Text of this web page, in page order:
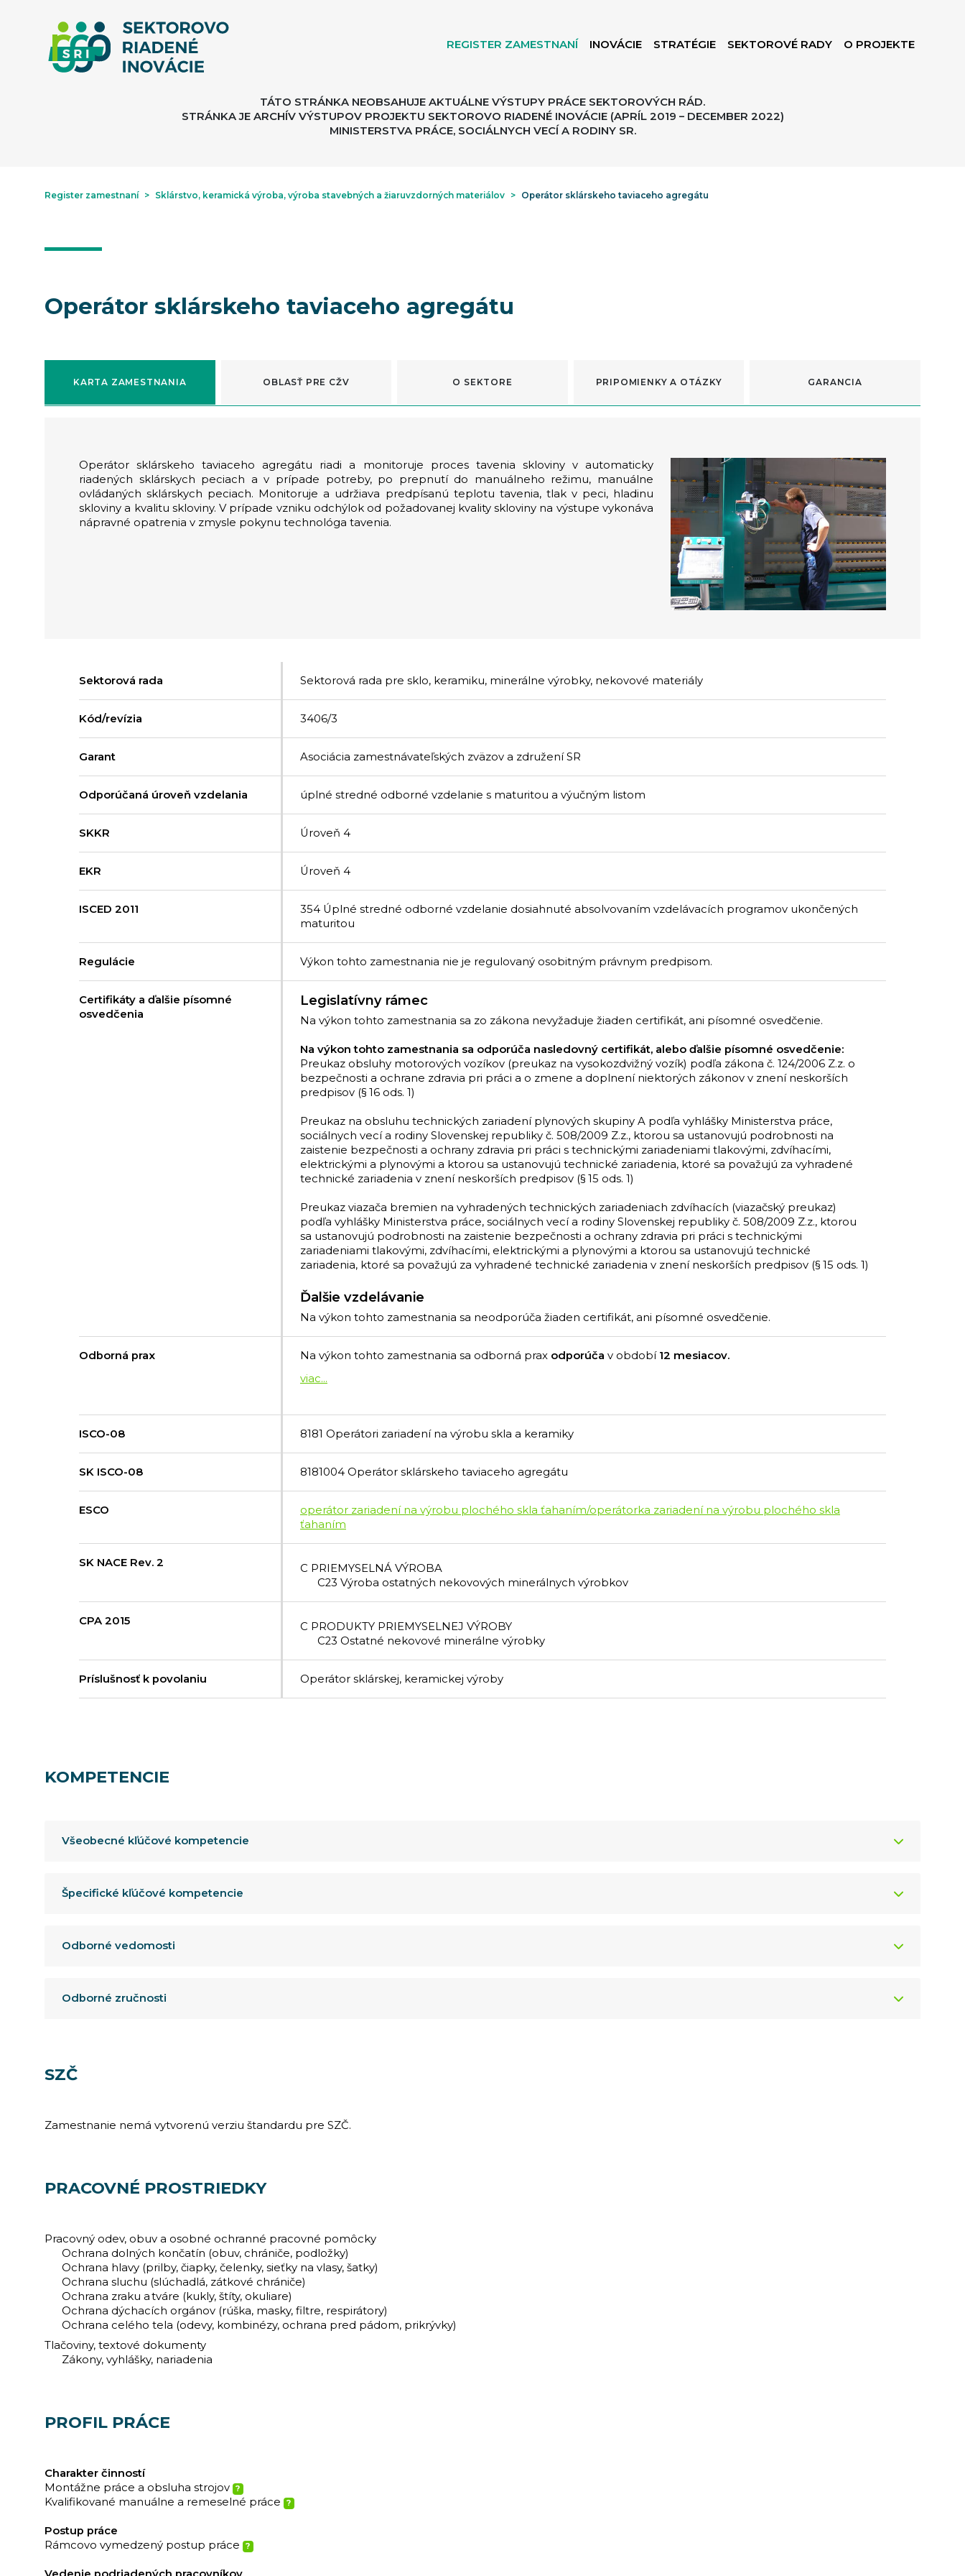
REGISTER ZAMESTNANÍ INOVÁCIE STRATÉGIE SEKTOROVÉ RADY O PROJEKTE
TÁTO STRÁNKA NEOBSAHUJE AKTUÁLNE VÝSTUPY PRÁCE SEKTOROVÝCH RÁD.
STRÁNKA JE ARCHÍV VÝSTUPOV PROJEKTU SEKTOROVO RIADENÉ INOVÁCIE (APRÍL 2019 – DECEMBER 2022)
MINISTERSTVA PRÁCE, SOCIÁLNYCH VECÍ A RODINY SR.
Register zamestnaní > Sklárstvo, keramická výroba, výroba stavebných a žiaruvzdorných materiálov > Operátor sklárskeho taviaceho agregátu
Operátor sklárskeho taviaceho agregátu
KARTA ZAMESTNANIA OBLASŤ PRE CŽV O SEKTORE PRIPOMIENKY A OTÁZKY GARANCIA
Operátor sklárskeho taviaceho agregátu riadi a monitoruje proces tavenia skloviny v automaticky
riadených sklárskych peciach a v prípade potreby, po prepnutí do manuálneho režimu, manuálne
ovládaných sklárskych peciach. Monitoruje a udržiava predpísanú teplotu tavenia, tlak v peci, hladinu
skloviny a kvalitu skloviny. V prípade vzniku odchýlok od požadovanej kvality skloviny na výstupe vykonáva
nápravné opatrenia v zmysle pokynu technológa tavenia.
Sektorová rada Sektorová rada pre sklo, keramiku, minerálne výrobky, nekovové materiály
Kód/revízia 3406/3
Garant Asociácia zamestnávateľských zväzov a združení SR
Odporúčaná úroveň vzdelania úplné stredné odborné vzdelanie s maturitou a výučným listom
SKKR Úroveň 4
EKR Úroveň 4
ISCED 2011
354 Úplné stredné odborné vzdelanie dosiahnuté absolvovaním vzdelávacích programov ukončených
maturitou
Regulácie Výkon tohto zamestnania nie je regulovaný osobitným právnym predpisom.
Certifikáty a ďalšie písomné
osvedčenia
Legislatívny rámec
Na výkon tohto zamestnania sa zo zákona nevyžaduje žiaden certifikát, ani písomné osvedčenie.
Na výkon tohto zamestnania sa odporúča nasledovný certifikát, alebo ďalšie písomné osvedčenie:
Preukaz obsluhy motorových vozíkov (preukaz na vysokozdvižný vozík) podľa zákona č. 124/2006 Z.z. o
bezpečnosti a ochrane zdravia pri práci a o zmene a doplnení niektorých zákonov v znení neskorších
predpisov (§ 16 ods. 1)
Preukaz na obsluhu technických zariadení plynových skupiny A podľa vyhlášky Ministerstva práce,
sociálnych vecí a rodiny Slovenskej republiky č. 508/2009 Z.z., ktorou sa ustanovujú podrobnosti na
zaistenie bezpečnosti a ochrany zdravia pri práci s technickými zariadeniami tlakovými, zdvíhacími,
elektrickými a plynovými a ktorou sa ustanovujú technické zariadenia, ktoré sa považujú za vyhradené
technické zariadenia v znení neskorších predpisov (§ 15 ods. 1)
Preukaz viazača bremien na vyhradených technických zariadeniach zdvíhacích (viazačský preukaz)
podľa vyhlášky Ministerstva práce, sociálnych vecí a rodiny Slovenskej republiky č. 508/2009 Z.z., ktorou
sa ustanovujú podrobnosti na zaistenie bezpečnosti a ochrany zdravia pri práci s technickými
zariadeniami tlakovými, zdvíhacími, elektrickými a plynovými a ktorou sa ustanovujú technické
zariadenia, ktoré sa považujú za vyhradené technické zariadenia v znení neskorších predpisov (§ 15 ods. 1)
Ďalšie vzdelávanie
Na výkon tohto zamestnania sa neodporúča žiaden certifikát, ani písomné osvedčenie.
Odborná prax Na výkon tohto zamestnania sa odborná prax odporúča v období 12 mesiacov.
...
ISCO-08 8181 Operátori zariadení na výrobu skla a keramiky
SK ISCO-08 8181004 Operátor sklárskeho taviaceho agregátu
ESCO
operátor zariadení na výrobu plochého skla ťahaním/operátorka zariadení na výrobu plochého skla
ťahaním
SK NACE Rev. 2
C PRIEMYSELNÁ VÝROBA
C23 Výroba ostatných nekovových minerálnych výrobkov
CPA 2015
C PRODUKTY PRIEMYSELNEJ VÝROBY
C23 Ostatné nekovové minerálne výrobky
Príslušnosť k povolaniu Operátor sklárskej, keramickej výroby
KOMPETENCIE
Všeobecné kľúčové kompetencie
Špecifické kľúčové kompetencie
Odborné vedomosti
Odborné zručnosti
SZČ
Zamestnanie nemá vytvorenú verziu štandardu pre SZČ.
PRACOVNÉ PROSTRIEDKY
Pracovný odev, obuv a osobné ochranné pracovné pomôcky
Ochrana dolných končatín (obuv, chrániče, podložky)
Ochrana hlavy (prilby, čiapky, čelenky, sieťky na vlasy, šatky)
Ochrana sluchu (slúchadlá, zátkové chrániče)
Ochrana zraku a tváre (kukly, štíty, okuliare)
Ochrana dýchacích orgánov (rúška, masky, filtre, respirátory)
Ochrana celého tela (odevy, kombinézy, ochrana pred pádom, prikrývky)
Tlačoviny, textové dokumenty
Zákony, vyhlášky, nariadenia
PROFIL PRÁCE
Charakter činností
Montážne práce a obsluha strojov
?
Kvalifikované manuálne a remeselné práce ?
Postup práce
Rámcovo vymedzený postup práce
?